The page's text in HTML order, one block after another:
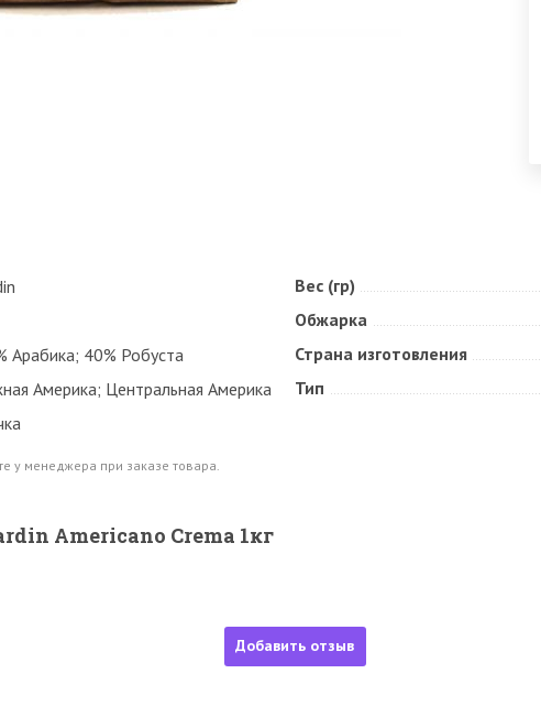
Вес (гр)
Обжарка
Арабика; 40% Робуста Страна изготовления
Америка; Центральная Америка Тип
у менеджера при заказе товара.
Americano Crema 1кг
Добавить отзыв